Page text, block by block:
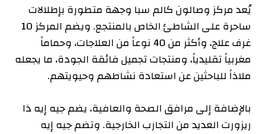
يُعد مركز وصالون كالم سبا وجهة متطورة بإطلالات
ساحرة على الشاطئ الخاص بالمنتجع. ويضم المركز 10
غرف علاج، وأكثر من 40 نوعاً من العلاجات، وحماماً
مغربياً تقليدياً، ومنتجات تجميل فائقة الجودة، ما يجعله
ملاذاً للباحثين عن استعادة نشاطهم وحيويتهم.
بالإضافة إلى مرافق الصحة والعافية، يضم جيه إيه ذا
ريزورت العديد من التجارب الخارجية. وتضم جيه إيه